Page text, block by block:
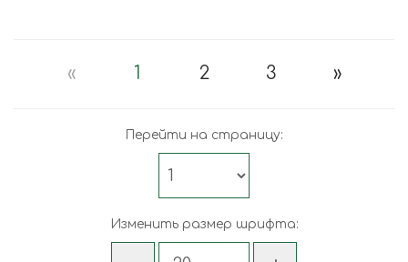
« 1 2 3 »
Перейти на страницу:
Изменить размер шрифта: